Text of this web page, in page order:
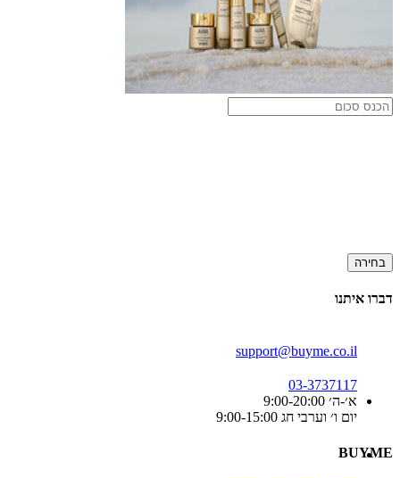
בחירה
דברו איתנו
support@buyme.co.il
03-3737117
א׳-ה׳ 9:00-20:00
יום ו׳ וערבי חג 9:00-15:00
BUYME